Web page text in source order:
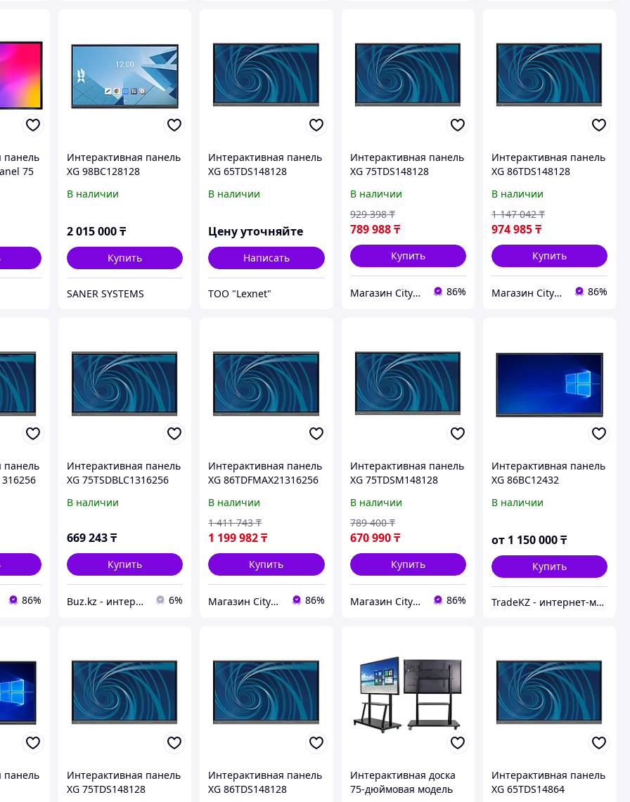
панель
75
Интерактивная панель
XG 98BC128128
В наличии
2 015 000₸
Купить
SANER SYSTEMS
Интерактивная панель
XG 65TDS148128
В наличии
Цену уточняйте
Написать
ТОО "Lexnet"
Интерактивная панель
XG 75TDS148128
В наличии
789 988 ₸
929 398 ₸
Купить
Магазин CityCom.kz +7-727-250-1209 86%
Интерактивная панель
XG 86TDS148128
В наличии
974 985₸
1 147 042 ₸
Купить
Магазин CityCom.kz +7-727-250-1209 86%
панель
86%
Интерактивная панель
XG 75TSDBLC1316256
В наличии
669 243₸
Купить
Buz.kz - интернет магазин 6%
Интерактивная панель
XG 86TDFMAX21316256
В наличии
1 199 982₸
1 411 743 ₸
Купить
Магазин CityCom.kz +7-727-250-1209 86%
Интерактивная панель
XG 75TDSM148128
В наличии
670 990 ₸
789 400 ₸
Купить
Магазин CityCom.kz +7-727-250-1209 86%
Интерактивная панель
XG 86BC12432
В наличии
от 1 150 000₸
Купить
TradeKZ - интернет-магазин
панель
Интерактивная панель
XG 75TDS148128
Интерактивная панель
XG 86TDS148128
Интерактивная доска
75-дюймовая модель
Интерактивная панель
XG 65TDS14864